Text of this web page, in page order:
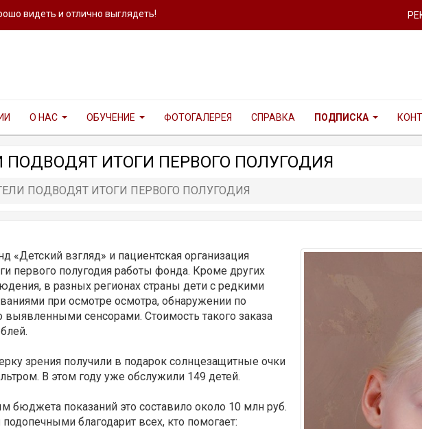
видеть и отлично выглядеть!
О НАС ОБУЧЕНИЕ ФОТОГАЛЕРЕЯ СПРАВКА ПОДПИСКА
ПОДВОДЯТ ИТОГИ ПЕРВОГО ПОЛУГОДИЯ
ПОДВОДЯТ ИТОГИ ПЕРВОГО ПОЛУГОДИЯ
«Детский взгляд» и пациентская организация
первого полугодия работы фонда. Кроме других
в разных регионах страны дети с редкими
при осмотре осмотра, обнаружении по
сенсорами. Стоимость такого заказа
зрения получили в подарок солнцезащитные очки
В этом году уже обслужили 149 детей.
бюджета показаний это составило около 10 млн руб.
благодарит всех, кто помогает: